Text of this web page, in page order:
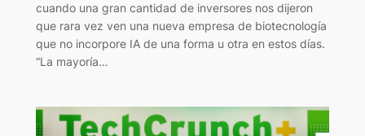
cuando una gran cantidad de inversores nos dijeron
que rara vez ven una nueva empresa de biotecnología
que no incorpore IA de una forma u otra en estos días.
“La mayoría…